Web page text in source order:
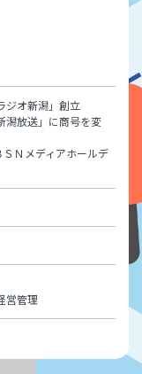
ジオ新潟」創立
潟放送」に商号を変
Ｎメディアホールデ
営管理